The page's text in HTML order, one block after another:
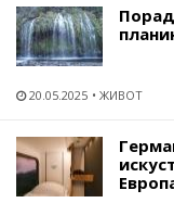
20.05.2025 ЖИВОТ